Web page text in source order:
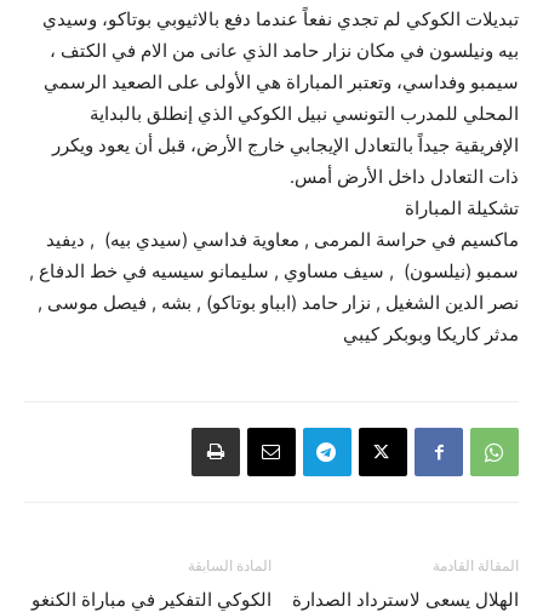
تبديلات الكوكي لم تجدي نفعاً عندما دفع بالاثيوبي بوتاكو، وسيدي
بيه ونيلسون في مكان نزار حامد الذي عانى من الام في الكتف ،
سيمبو وفداسي، وتعتبر المباراة هي الأولى على الصعيد الرسمي
المحلي للمدرب التونسي نبيل الكوكي الذي إنطلق بالبداية
الإفريقية جيداً بالتعادل الإيجابي خارج الأرض، قبل أن يعود ويكرر
ذات التعادل داخل الأرض أمس.
تشكيلة المباراة
ماكسيم في حراسة المرمى , معاوية فداسي (سيدي بيه) , ديفيد
سمبو (نيلسون) , سيف مساوي , سليمانو سيسيه في خط الدفاع ,
نصر الدين الشغيل , نزار حامد (ابباو بوتاكو) , بشه , فيصل موسى ,
مدثر كاريكا وبوبكر كيبي
المادة السابقة
الكوكي التفكير في مباراة الكنغو
المقالة القادمة
الهلال يسعى لاسترداد الصدارة